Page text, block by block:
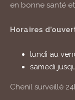
en bonne santé
Horaires
lundi au
samedi
Chenil surveillé